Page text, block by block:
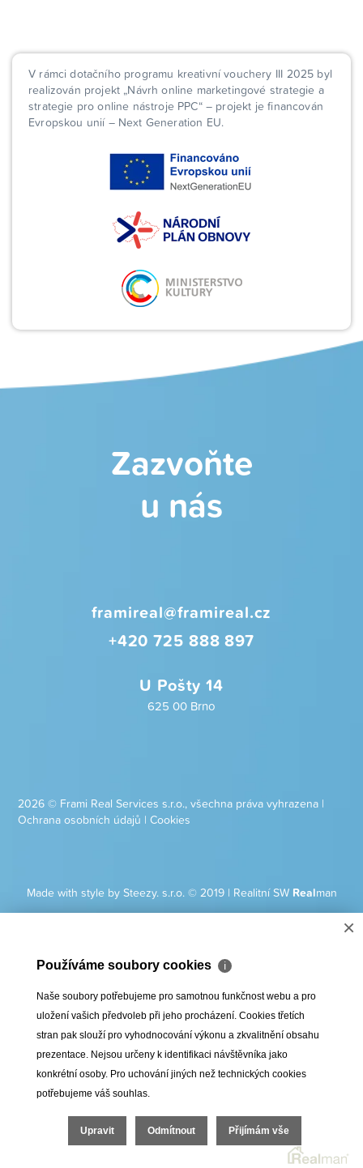
V rámci dotačního programu kreativní vouchery III 2025 byl
realizován projekt „Návrh online marketingové strategie a
strategie pro online nástroje PPC“ – projekt je financován
Evropskou unií – Next Generation EU.
Zazvoňte
u nás
framireal@framireal.cz
+420 725 888 897
U Pošty 14
625 00 Brno
2026 © Frami Real Services s.r.o., všechna práva vyhrazena |
Ochrana osobních údajů |Cookies
Made with style by Steezy. s.r.o. © 2019| Realitní SW Realman
×
Používáme soubory cookies ℹ
Naše soubory potřebujeme pro samotnou funkčnost webu a pro
uložení vašich předvoleb při jeho procházení. Cookies třetích
stran pak slouží pro vyhodnocování výkonu a zkvalitnění obsahu
prezentace. Nejsou určeny k identifikaci návštěvníka jako
konkrétní osoby. Pro uchování jiných než technických cookies
potřebujeme váš souhlas.
Upravit Odmítnout Přijímám vše